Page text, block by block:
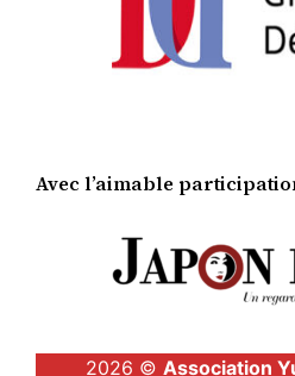
Avec l’aimable
2026 © Association